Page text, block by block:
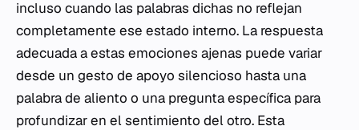
incluso cuando las palabras dichas no reflejan
completamente ese estado interno. La respuesta
adecuada a estas emociones ajenas puede variar
desde un gesto de apoyo silencioso hasta una
palabra de aliento o una pregunta específica para
profundizar en el sentimiento del otro. Esta